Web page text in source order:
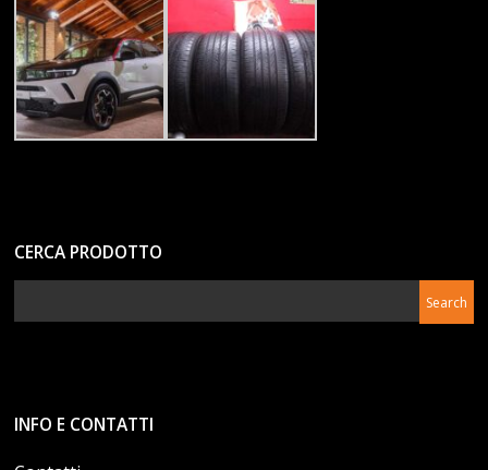
CERCA PRODOTTO
INFO E CONTATTI